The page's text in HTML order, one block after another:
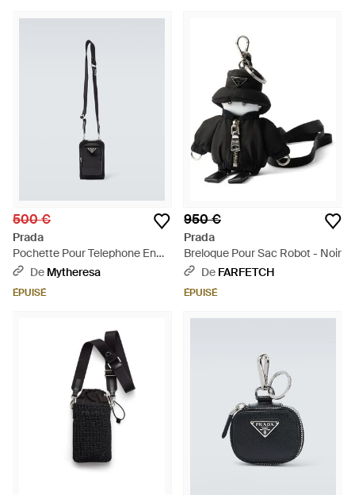
500 €
Prada
Pochette Pour Telephone En
Re-Nylon Et Cuir - Noir
De Mytheresa
ÉPUISÉ
950 €
Prada
Breloque Pour Sac Robot - Noir
De FARFETCH
ÉPUISÉ